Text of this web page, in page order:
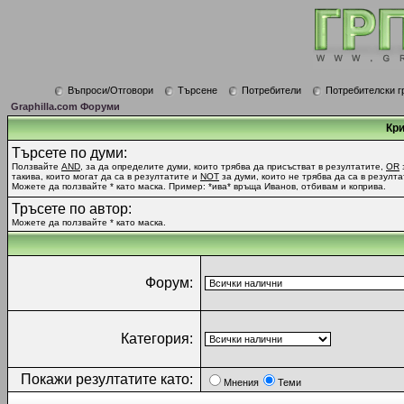
Въпроси/Отговори Търсене Потребители
Потребителски
Graphilla.com Форуми
Търсете по думи:
Ползвайте AND , за да определите думи, които трябва да присъстват в резултатите, OR
такива, които могат да са в резултатите и NOT за думи, които не трябва да са в
Можете да ползвайте * като маска. Пример: *ива* връща Иванов, отбивам и коприва.
Тръсете по автор:
Можете да ползвайте * като маска.
Форум:
Категория:
Покажи резултатите като: Мнения Теми